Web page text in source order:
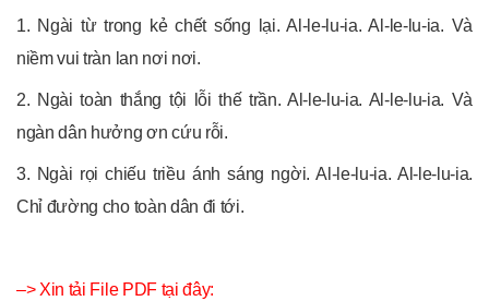
1. Ngài từ trong kẻ chết sống lại. Al-le-lu-ia. Al-le-lu-ia. Và
niềm vui tràn lan nơi nơi.
2. Ngài toàn thắng tội lỗi thế trần. Al-le-lu-ia. Al-le-lu-ia. Và
ngàn dân hưởng ơn cứu rỗi.
3. Ngài rọi chiếu triều ánh sáng ngời. Al-le-lu-ia. Al-le-lu-ia.
Chỉ đường cho toàn dân đi tới.
–> Xin tải File PDF tại đây: